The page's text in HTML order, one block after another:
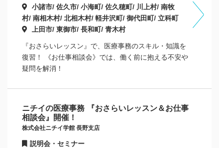
小諸市/ 佐久市/ 小海町/ 佐久穂町/ 川上村/ 南牧
村/ 南相木村/ 北相木村/ 軽井沢町/ 御代田町/ 立科町
上田市/ 東御市/ 長和町/ 青木村
『おさらいレッスン』で、医療事務のスキル・知識を
復習！ 《お仕事相談会》では、働く前に抱える不安や
疑問を解消！
ニチイの医療事務 『おさらいレッスン＆お仕事
相談会』開催！
株式会社ニチイ学館 長野支店
説明会・セミナー